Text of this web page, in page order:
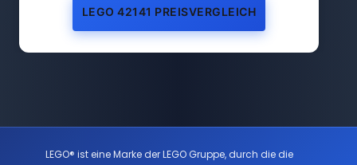
LEGO 42141 PREISVERGLEICH
LEGO® ist eine Marke der LEGO Gruppe, durch die die